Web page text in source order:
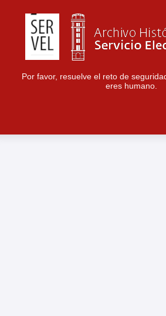
Por favor, resuelve el reto de
eres humano.